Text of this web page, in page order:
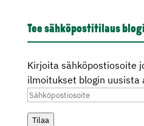
Tee sähköpostitilaus
Kirjoita sähköpostiosoite
ilmoitukset blogin uusista
Sähköpostiosoite
Tilaa